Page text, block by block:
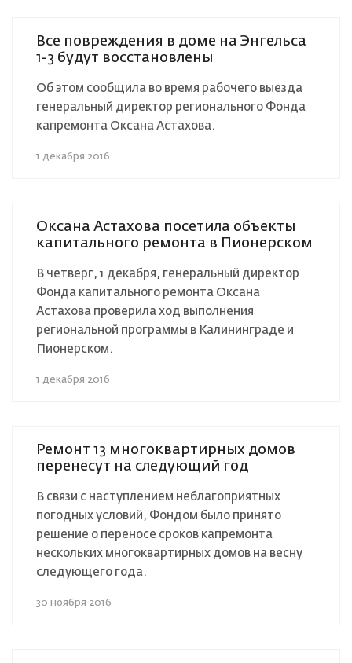
Все повреждения в доме на Энгельса
1-3 будут восстановлены
Об этом сообщила во время рабочего выезда
генеральный директор регионального Фонда
капремонта Оксана Астахова.
1 декабря 2016
Оксана Астахова посетила объекты
капитального ремонта в Пионерском
В четверг, 1 декабря, генеральный директор
Фонда капитального ремонта Оксана
Астахова проверила ход выполнения
региональной программы в Калининграде и
Пионерском.
1 декабря 2016
Ремонт 13 многоквартирных домов
перенесут на следующий год
В связи с наступлением неблагоприятных
погодных условий, Фондом было принято
решение о переносе сроков капремонта
нескольких многоквартирных домов на весну
следующего года.
30 ноября 2016